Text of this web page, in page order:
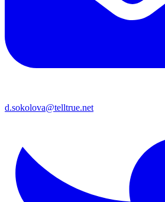
d.sokolova@telltrue.net